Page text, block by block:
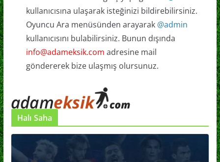
kullanıcısına ulaşarak isteğinizi bildirebilirsiniz.
Oyuncu Ara menüsünden arayarak @admin
kullanıcısını bulabilirsiniz. Bunun dışında
info@adameksik.com adresine mail
göndererek bize ulaşmış olursunuz.
Halı Saha